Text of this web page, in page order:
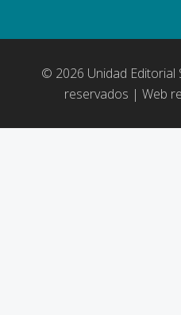
© 2026 Unidad Editorial
reservados | Web